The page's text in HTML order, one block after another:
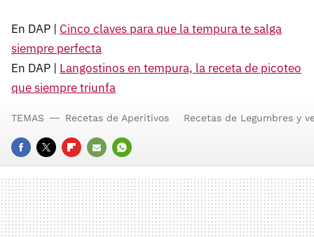
En DAP | Cinco claves para que la tempura te salga
siempre perfecta
En DAP | Langostinos en tempura, la receta de picoteo
que siempre triunfa
FACEBOOK
TWITTERFLIPBOARD
E-
MAIL
WHATSAPP
TEMAS Recetas de Aperitivos Recetas de Legumbres y